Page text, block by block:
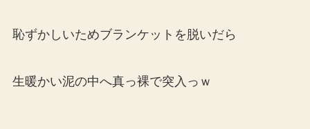
恥ずかしいためブランケットを脱いだら
生暖かい泥の中へ真っ裸で突入っｗ